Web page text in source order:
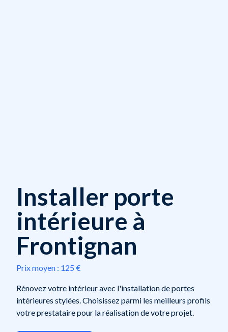
Installer porte
intérieure à
Frontignan
Prix moyen : 125 €
Rénovez votre intérieur avec l'installation de portes
intérieures stylées. Choisissez parmi les meilleurs profils
votre prestataire pour la réalisation de votre projet.